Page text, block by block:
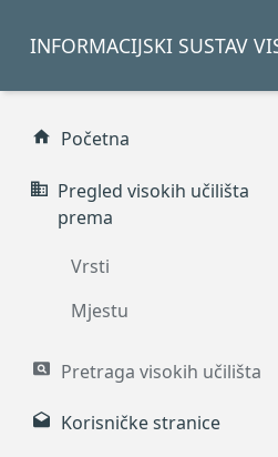
INFORMACIJSKI SUSTAV
Početna
Pregled visokih učilišta
prema
Vrsti
Mjestu
Pretraga visokih učilišta
Korisničke stranice